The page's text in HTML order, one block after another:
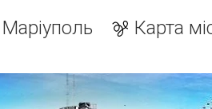
Карта